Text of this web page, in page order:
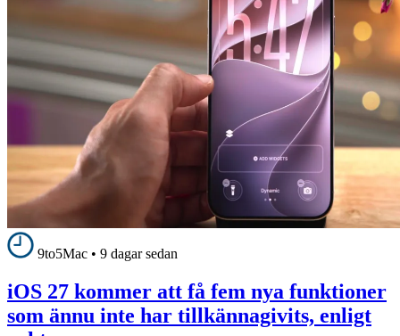
9to5Mac • 9 dagar sedan
iOS 27 kommer att få fem nya funktioner
som ännu inte har tillkännagivits, enligt